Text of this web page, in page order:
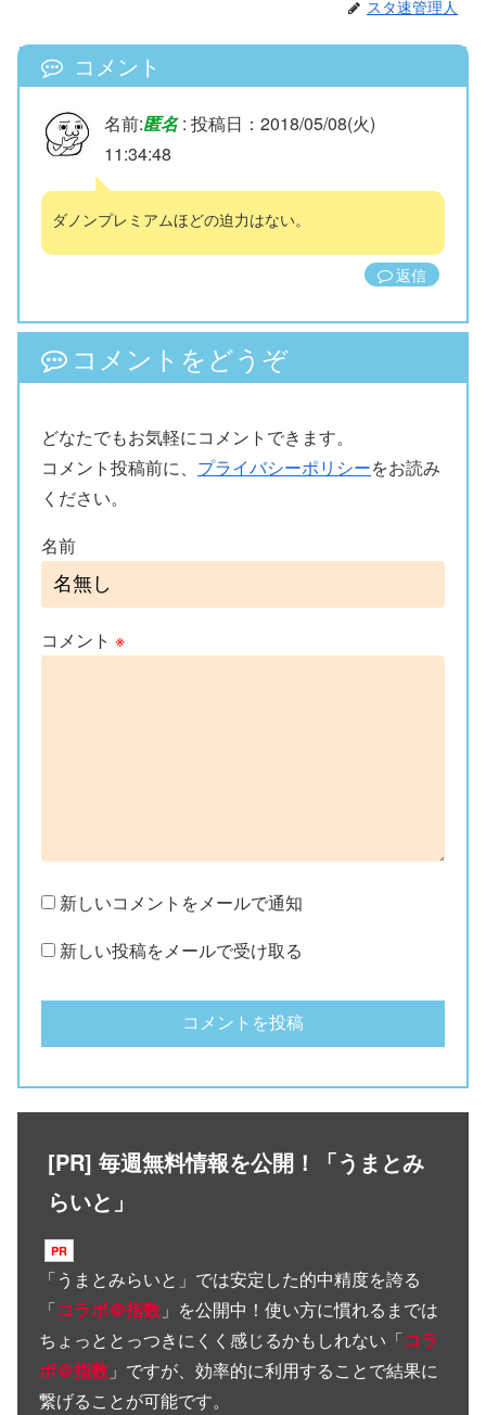
スタ速管理人
コメント
名前:匿名: 投稿日：2018/05/08(火)
11:34:48
ダノンプレミアムほどの迫力はない。
返信
コメントをどうぞ
どなたでもお気軽にコメントできます。
コメント投稿前に、 プライバシーポリシーをお読み
ください。
名前
コメント ※
新しいコメントをメールで通知
新しい投稿をメールで受け取る
[PR] 毎週無料情報を公開！「うまとみ
らいと」
「うまとみらいと 」では安定した的中精度を誇る
「コラボ＠指数 」を公開中！使い方に慣れるまでは
ちょっととっつきにくく感じるかもしれない「コラ
ボ＠指数 」ですが、効率的に利用することで結果に
繋げることが可能です。